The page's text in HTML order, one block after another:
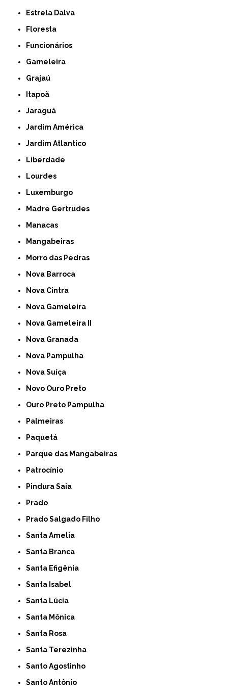
Estrela Dalva
Floresta
Funcionários
Gameleira
Grajaú
Itapoã
Jaraguá
Jardim América
Jardim Atlantico
Liberdade
Lourdes
Luxemburgo
Madre Gertrudes
Manacas
Mangabeiras
Morro das Pedras
Nova Barroca
Nova Cintra
Nova Gameleira
Nova Gameleira II
Nova Granada
Nova Pampulha
Nova Suíça
Novo Ouro Preto
Ouro Preto Pampulha
Palmeiras
Paquetá
Parque das Mangabeiras
Patrocínio
Pindura Saia
Prado
Prado Salgado Filho
Santa Amelia
Santa Branca
Santa Efigênia
Santa Isabel
Santa Lúcia
Santa Mônica
Santa Rosa
Santa Terezinha
Santo Agostinho
Santo Antônio